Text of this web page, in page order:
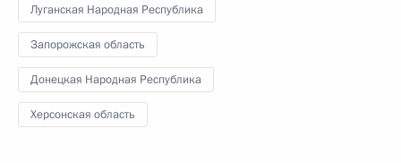
Луганская Народная Республика
Запорожская область
Донецкая Народная Республика
Херсонская область